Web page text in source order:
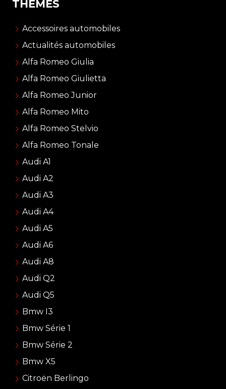
THÈMES
Accessoires automobiles
Actualités automobiles
Alfa Romeo Giulia
Alfa Romeo Giulietta
Alfa Romeo Junior
Alfa Romeo Mito
Alfa Romeo Stelvio
Alfa Romeo Tonale
Audi A1
Audi A2
Audi A3
Audi A4
Audi A5
Audi A6
Audi A8
Audi Q2
Audi Q5
Bmw I3
Bmw Série 1
Bmw Série 2
Bmw X5
Citroën Berlingo